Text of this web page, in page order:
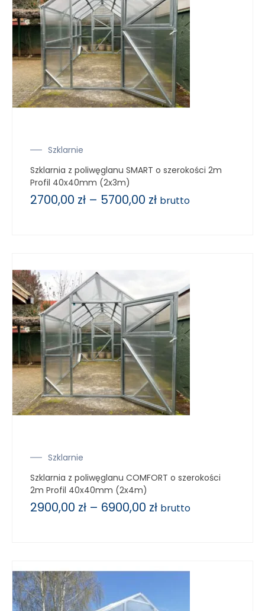
Szklarnie
Szklarnia z poliwęglanu SMART o szerokości 2m
Profil 40x40mm (2x3m)
2700,00 zł – 5700,00 zł brutto
Szklarnie
Szklarnia z poliwęglanu COMFORT o szerokości
2m Profil 40x40mm (2x4m)
2900,00 zł – 6900,00 zł brutto